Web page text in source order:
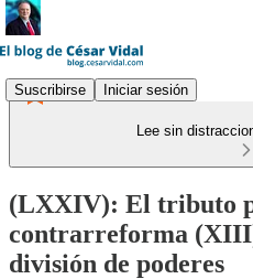
Suscribirse Iniciar sesión
Lee sin
(LXXIV): El tributo
contrarreforma
división de poderes